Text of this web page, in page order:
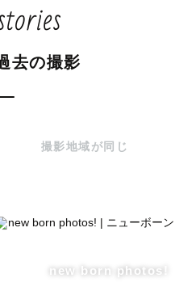
資格を持っており、小児
男女様々な方のサポート
頼をいただきありがとう
去の撮影
撮影地域が同じ
new born photos!